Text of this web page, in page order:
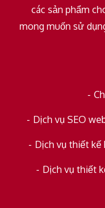
các sản phẩm
mong muốn sử
Dịch vụ SEO
Dịch vụ thiết kế
Dịch vụ thiết